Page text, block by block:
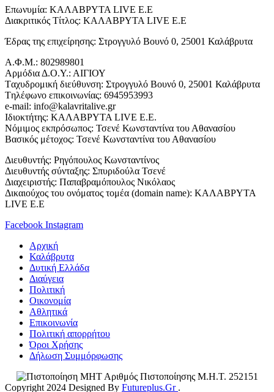
Επωνυμία: ΚΑΛΑΒΡΥΤΑ LIVE Ε.Ε
Διακριτικός Τίτλος: ΚΑΛΑΒΡΥΤΑ LIVE E.E
Έδρας της επιχείρησης: Στρογγυλό Βουνό 0, 25001 Καλάβρυτα
Α.Φ.Μ.: 802989801
Αρμόδια Δ.Ο.Υ.: ΑΙΓΙΟΥ
Tαχυδρομική διεύθυνση: Στρογγυλό Βουνό 0, 25001 Καλάβρυτα
Tηλέφωνο επικοινωνίας: 6945953993
e-mail: info@kalavritalive.gr
Iδιοκτήτης: ΚΑΛΑΒΡΥΤΑ LIVE E.E.
Νόμιμος εκπρόσωπος: Τσενέ Κωνσταντίνα του Αθανασίου
Βασικός μέτοχος: Τσενέ Κωνσταντίνα του Αθανασίου
Διευθυντής: Ρηγόπουλος Κωνσταντίνος
Διευθυντής σύνταξης: Σπυριδούλα Τσενέ
Διαχειριστής: Παπαβραμόπουλος Νικόλαος
Δικαιούχος του ονόματος τομέα (domain name): ΚΑΛΑΒΡΥΤΑ
LIVE E.E
Facebook Instagram
Αρχική
Καλάβρυτα
Δυτική Ελλάδα
Διαύγεια
Πολιτική
Οικονομία
Αθλητικά
Επικοινωνία
Πολιτική απορρήτου
Όροι Χρήσης
Δήλωση Συμμόρφωσης
Αριθμός Πιστοποίησης Μ.Η.Τ. 252151
Copyright 2024 Designed By Futureplus.Gr .